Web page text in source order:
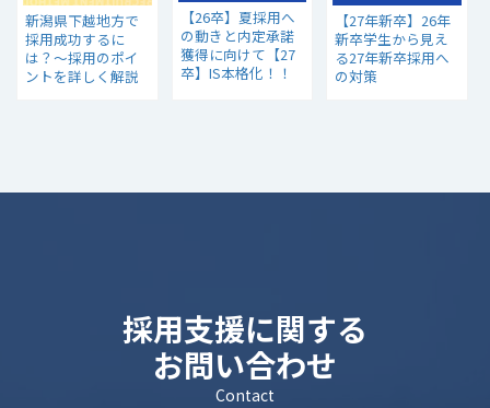
新潟県下越地方で
採用成功するに
は？～採用のポイ
ントを詳しく解説
【26卒】夏採用へ
の動きと内定承諾
獲得に向けて【27
卒】IS本格化！！
【27年新卒】26年
新卒学生から見え
る27年新卒採用へ
の対策
採用支援に関する
お問い合わせ
Contact